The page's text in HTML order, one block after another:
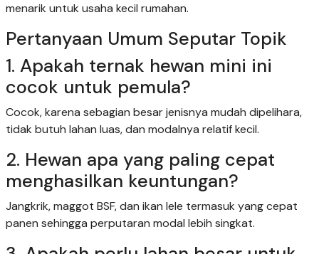
menarik untuk usaha kecil rumahan.
Pertanyaan Umum Seputar Topik
1. Apakah ternak hewan mini ini
cocok untuk pemula?
Cocok, karena sebagian besar jenisnya mudah dipelihara,
tidak butuh lahan luas, dan modalnya relatif kecil.
2. Hewan apa yang paling cepat
menghasilkan keuntungan?
Jangkrik, maggot BSF, dan ikan lele termasuk yang cepat
panen sehingga perputaran modal lebih singkat.